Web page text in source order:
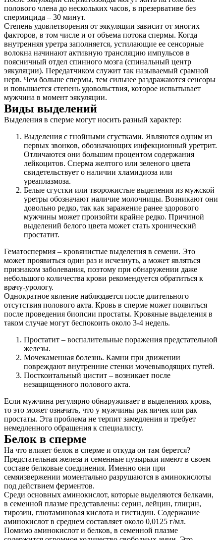
полового члена до нескольких часов, в презервативе без
спермицида – 30 минут.
Степень удовлетворения от эякуляции зависит от многих
факторов, в том числе и от объема потока спермы. Когда
внутренняя уретра заполняется, устилающие ее сенсорные
волокна начинают активную трансляцию импульсов в
поясничный отдел спинного мозга (спинальный центр
эякуляции). Передатчиком служит так называемый срамной
нерв. Чем больше спермы, тем сильнее раздражаются сенсоры
и повышается степень удовольствия, которое испытывает
мужчина в момент эякуляции.
Виды выделений
Выделения в сперме могут носить разный характер:
Выделения с гнойными сгустками. Являются одним из
первых звонков, обозначающих инфекционный уретрит.
Отличаются они большим процентом содержания
лейкоцитов. Сперма желтого или зеленого цвета
свидетельствует о наличии хламидиоза или
уреаплазмоза.
Белые сгустки или творожистые выделения из мужской
уретры обозначают наличие молочницы. Возникают они
довольно редко, так как заражение ранее здорового
мужчины может произойти крайне редко. Причиной
выделений белого цвета может стать хронический
простатит.
Гематоспермия – кровянистые выделения в семени. Это
может проявиться один раз и исчезнуть, а может являться
признаком заболевания, поэтому при обнаружении даже
небольшого количества крови рекомендуется обратиться к
врачу-урологу.
Однократное явление наблюдается после длительного
отсутствия полового акта. Кровь в сперме может появиться
после проведения биопсии простаты. Кровяные выделения в
таком случае могут беспокоить около 3-4 недель.
Простатит – воспалительные поражения предстательной
железы.
Мочекаменная болезнь. Камни при движении
повреждают внутренние стенки мочевыводящих путей.
Посткоитальный цистит – возникает после
незащищенного полового акта.
Если мужчина регулярно обнаруживает в выделениях кровь,
то это может означать, что у мужчины рак яичек или рак
простаты. Эта проблема не терпит замедления и требует
немедленного обращения к специалисту.
Белок в сперме
На что влияет белок в сперме и откуда он там берется?
Предстательная железа и семенные пузырьки имеют в своем
составе белковые соединения. Именно они при
семяизвержении моментально разрушаются в аминокислоты
под действием ферментов.
Среди основных аминокислот, которые выделяются белками,
в семенной плазме представлены: серин, лейцин, глицин,
тирозин, глютаминовая кислота и гистидин. Содержание
аминокислот в среднем составляет около 0,0125 г/мл.
Помимо аминокислот и белков, в семенной плазме